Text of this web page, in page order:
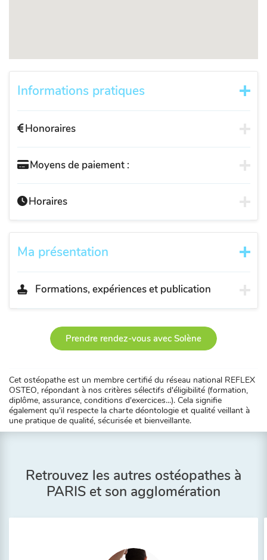
Informations pratiques
Honoraires
Moyens de paiement :
Horaires
Ma présentation
Formations, expériences et publication
Prendre rendez-vous avec Solène
Cet ostéopathe est un membre certifié du réseau national REFLEX
OSTEO, répondant à nos critères sélectifs d'éligibilité (formation,
diplôme, assurance, conditions d'exercices...). Cela signifie
également qu'il respecte la charte déontologie et qualité veillant à
une pratique de qualité, sécurisée et bienveillante.
Retrouvez les autres ostéopathes à
PARIS et son agglomération